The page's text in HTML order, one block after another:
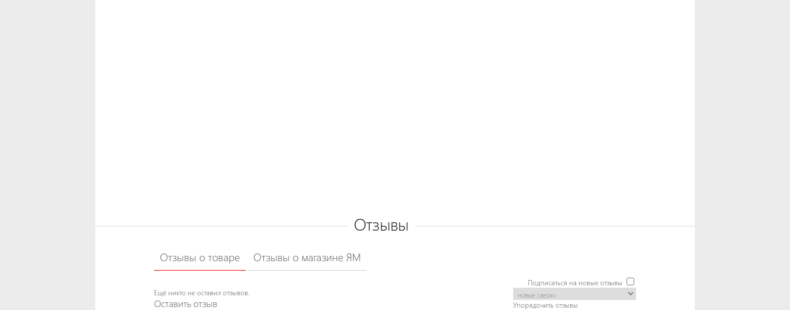
Отзывы
Отзывы о товаре Отзывы о магазине ЯМ
Подписаться на новые отзывы
Упорядочить отзывы
Ещё никто не оставил отзывов.
Оставить отзыв